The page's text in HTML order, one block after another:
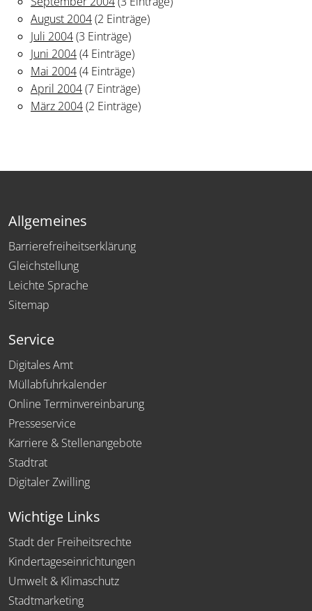
August 2004(2 Einträge)
Juli 2004(3 Einträge)
Juni 2004(4 Einträge)
Mai 2004(4 Einträge)
April 2004(7 Einträge)
März 2004(2 Einträge)
Allgemeines
Barrierefreiheitserklärung
Gleichstellung
Leichte Sprache
Sitemap
Service
Digitales Amt
Müllabfuhrkalender
Online Terminvereinbarung
Presseservice
Karriere & Stellenangebote
Stadtrat
Digitaler Zwilling
Wichtige Links
Stadt der Freiheitsrechte
Kindertageseinrichtungen
Umwelt & Klimaschutz
Stadtmarketing